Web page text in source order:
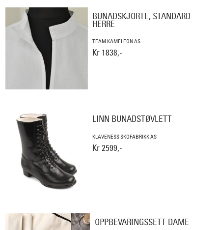
BUNADSKJORTE, STANDARD
HERRE
TEAM KAMELEON AS
Kr 1838,-
LINN BUNADSTØVLETT
KLAVENESS SKOFABRIKK AS
Kr 2599,-
OPPBEVARINGSSETT DAME